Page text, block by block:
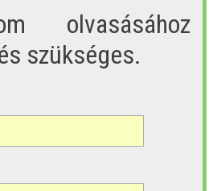
olvasásához
szükséges.